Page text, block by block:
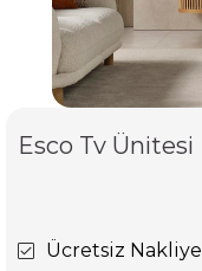
Esco Tv Ünitesi
Ücretsiz Nakliye